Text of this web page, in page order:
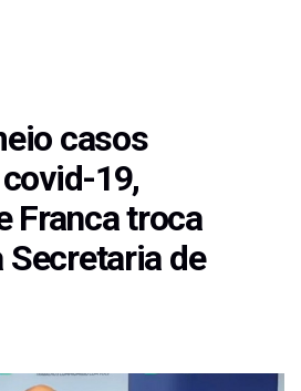
casos
19,
Franca troca
de